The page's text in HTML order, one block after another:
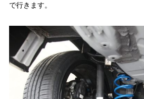
で行きます。